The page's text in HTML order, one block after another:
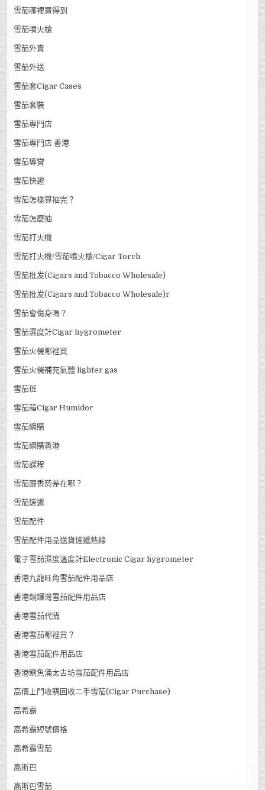
雪茄哪裡買得到
雪茄噴火槍
雪茄外賣
雪茄外送
雪茄套Cigar Cases
雪茄套裝
雪茄專門店
雪茄專門店 香港
雪茄導賞
雪茄快遞
雪茄怎樣算抽完？
雪茄怎麼抽
雪茄打火機
雪茄打火機/雪茄噴火槍/Cigar Torch
雪茄批发(Cigars and Tobacco Wholesale)
雪茄批发(Cigars and Tobacco Wholesale)r
雪茄會傷身嗎？
雪茄濕度計Cigar hygrometer
雪茄火機哪裡買
雪茄火機補充氣體 lighter gas
雪茄班
雪茄箱Cigar Humidor
雪茄網購
雪茄網購香港
雪茄課程
雪茄跟香菸差在哪？
雪茄速遞
雪茄配件
雪茄配件用品送貨速遞熱線
電子雪茄濕度溫度計Electronic Cigar hygrometer
香港九龍旺角雪茄配件用品店
香港銅鑼灣雪茄配件用品店
香港雪茄代購
香港雪茄哪裡買？
香港雪茄配件用品店
香港鰂魚涌太古坊雪茄配件用品店
高價上門收購回收二手雪茄(Cigar Purchase)
高希霸
高希霸短號價格
高希霸雪茄
高斯巴
高斯巴雪茄